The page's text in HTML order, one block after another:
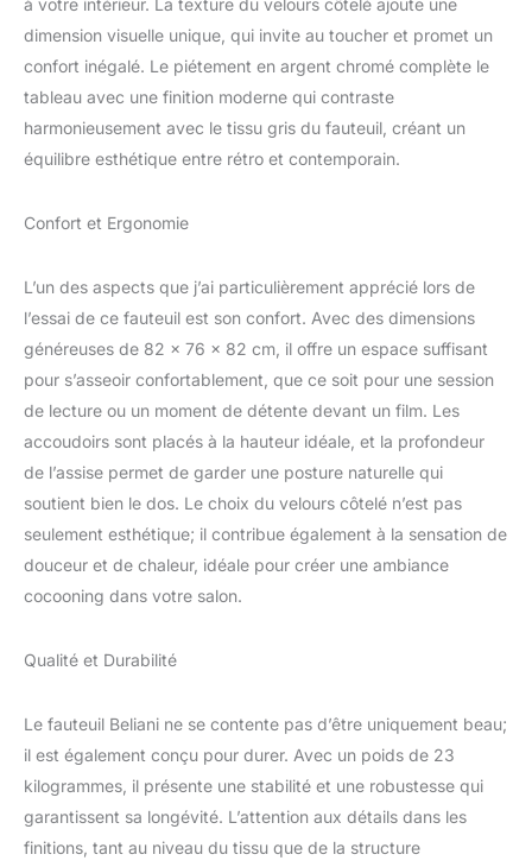
à votre intérieur. La texture du velours côtelé ajoute une
dimension visuelle unique, qui invite au toucher et promet un
confort inégalé. Le piétement en argent chromé complète le
tableau avec une finition moderne qui contraste
harmonieusement avec le tissu gris du fauteuil, créant un
équilibre esthétique entre rétro et contemporain.
Confort et Ergonomie
L’un des aspects que j’ai particulièrement apprécié lors de
l’essai de ce fauteuil est son confort. Avec des dimensions
généreuses de 82 x 76 x 82 cm, il offre un espace suffisant
pour s’asseoir confortablement, que ce soit pour une session
de lecture ou un moment de détente devant un film. Les
accoudoirs sont placés à la hauteur idéale, et la profondeur
de l’assise permet de garder une posture naturelle qui
soutient bien le dos. Le choix du velours côtelé n’est pas
seulement esthétique; il contribue également à la sensation de
douceur et de chaleur, idéale pour créer une ambiance
cocooning dans votre salon.
Qualité et Durabilité
Le fauteuil Beliani ne se contente pas d’être uniquement beau;
il est également conçu pour durer. Avec un poids de 23
kilogrammes, il présente une stabilité et une robustesse qui
garantissent sa longévité. L’attention aux détails dans les
finitions, tant au niveau du tissu que de la structure